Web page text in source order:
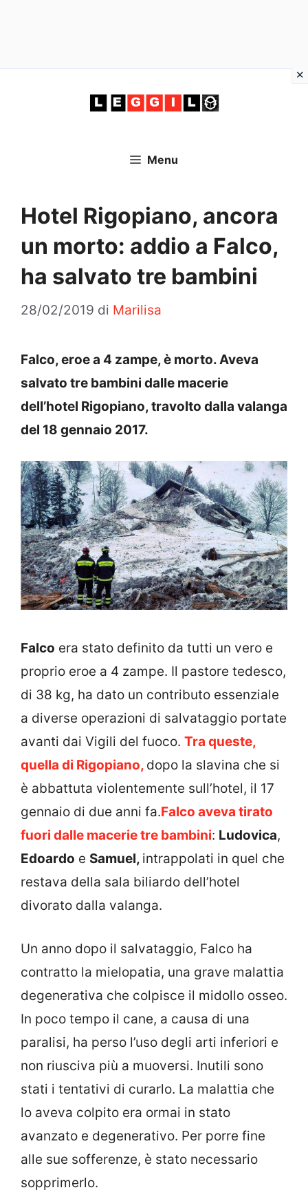
Menu
Hotel Rigopiano, ancora
un morto: addio a Falco,
ha salvato tre bambini
28/02/2019 di Marilisa
Falco, eroe a 4 zampe, è morto. Aveva
salvato tre bambini dalle macerie
dell’hotel Rigopiano, travolto dalla valanga
del 18 gennaio 2017.
Falco era stato definito da tutti un vero e
proprio eroe a 4 zampe. Il pastore tedesco,
di 38 kg, ha dato un contributo essenziale
a diverse operazioni di salvataggio portate
avanti dai Vigili del fuoco. Tra queste,
quella di Rigopiano, dopo la slavina che si
è abbattuta violentemente sull’hotel, il 17
gennaio di due anni fa.Falco aveva tirato
fuori dalle macerie tre bambini: Ludovica,
Edoardo e Samuel, intrappolati in quel che
restava della sala biliardo dell’hotel
divorato dalla valanga.
Un anno dopo il salvataggio, Falco ha
contratto la mielopatia, una grave malattia
degenerativa che colpisce il midollo osseo.
In poco tempo il cane, a causa di una
paralisi, ha perso l’uso degli arti inferiori e
non riusciva più a muoversi. Inutili sono
stati i tentativi di curarlo. La malattia che
lo aveva colpito era ormai in stato
avanzato e degenerativo. Per porre fine
alle sue sofferenze, è stato necessario
sopprimerlo.